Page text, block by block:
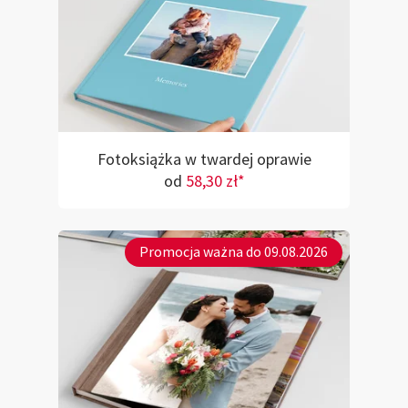
Fotoksiążka w twardej oprawie
od 58,30 zł*
Promocja ważna do 09.08.2026